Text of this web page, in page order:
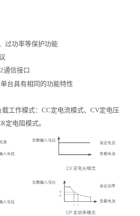
过功率等保护功能
通信接口
台具有相同的功能特性
工作模式：CC定电流模式、CV定电压
定电阻模式。